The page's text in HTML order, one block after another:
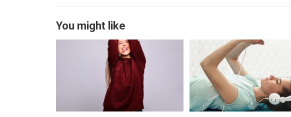
You might like